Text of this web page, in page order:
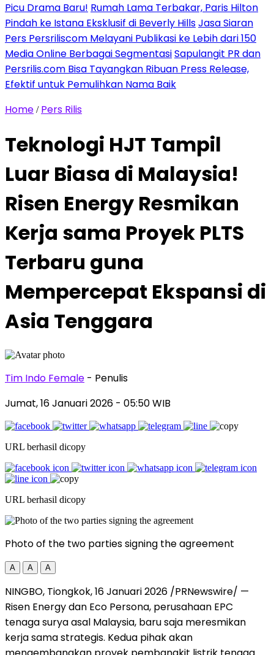
Picu Drama Baru! Rumah Lama Terbakar, Paris Hilton
Pindah ke Istana Eksklusif di Beverly HillsJasa Siaran
Pers Persriliscom Melayani Publikasi ke Lebih dari 150
Media Online Berbagai SegmentasiSapulangit PR dan
Persrilis.com Bisa Tayangkan Ribuan Press Release,
Efektif untuk Pemulihkan Nama Baik
Home / Pers Rilis
Teknologi HJT Tampil
Luar Biasa di Malaysia!
Risen Energy Resmikan
Kerja sama Proyek PLTS
Terbaru guna
Mempercepat Ekspansi di
Asia Tenggara
Tim Indo Female - Penulis
Jumat, 16 Januari 2026 - 05:50 WIB
URL berhasil dicopy
URL berhasil dicopy
Photo of the two parties signing the agreement
A A A
NINGBO, Tiongkok, 16 Januari 2026 /PRNewswire/ —
Risen Energy dan Eco Persona, perusahaan EPC
tenaga surya asal Malaysia, baru saja meresmikan
kerja sama strategis. Kedua pihak akan